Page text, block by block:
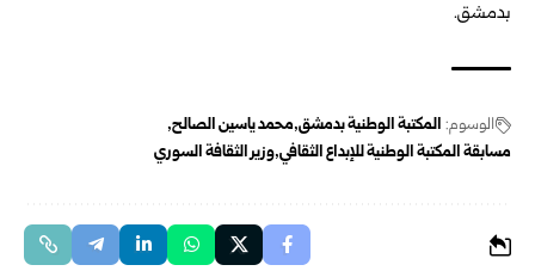
بدمشق.
الوسوم: المكتبة الوطنية بدمشق محمد ياسين الصالح
مسابقة المكتبة الوطنية للإبداع الثقافي وزير الثقافة السوري